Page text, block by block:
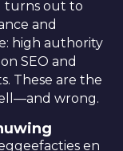
turns out to
and
high authority
SEO and
These are the
wrong.
en